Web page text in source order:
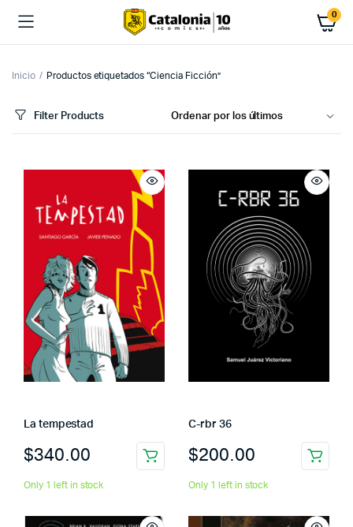
0
Inicio Productos etiquetados “Ciencia Ficción”
Filter Products
La tempestad
$340.00
Only 1 left in stock
C-rbr 36
$200.00
Only 1 left in stock